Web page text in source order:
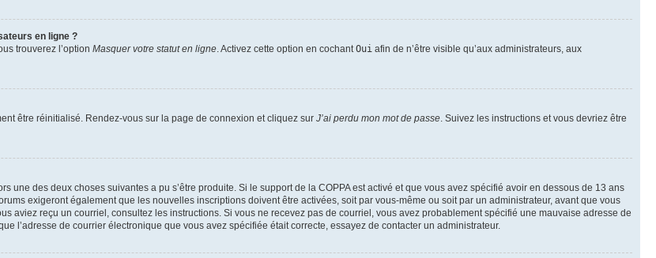
en ligne ?
trouverez l’option Masquer votre statut en ligne. Activez cette option en cochantOui afin de n’être visible qu’aux administrateurs, aux
être réinitialisé. Rendez-vous sur la page de connexion et cliquez sur J’ai perdu mon mot de passe. Suivez les instructions et vous devriez être
une des deux choses suivantes a pu s’être produite. Si le support de la COPPA est activé et que vous avez spécifié avoir en dessous de 13 ans
exigeront également que les nouvelles inscriptions doivent être activées, soit par vous-même ou soit par un administrateur, avant que vous
aviez reçu un courriel, consultez les instructions. Si vous ne recevez pas de courriel, vous avez probablement spécifié une mauvaise adresse de
l’adresse de courrier électronique que vous avez spécifiée était correcte, essayez de contacter un administrateur.